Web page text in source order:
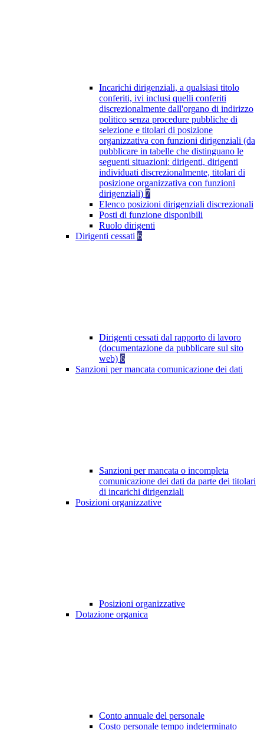
Incarichi dirigenziali, a qualsiasi titolo
conferiti, ivi inclusi quelli conferiti
discrezionalmente dall'organo di indirizzo
politico senza procedure pubbliche di
selezione e titolari di posizione
organizzativa con funzioni dirigenziali (da
pubblicare in tabelle che distinguano le
seguenti situazioni: dirigenti, dirigenti
individuati discrezionalmente, titolari di
posizione organizzativa con funzioni
dirigenziali) 7
Elenco posizioni dirigenziali discrezionali
Posti di funzione disponibili
Ruolo dirigenti
Dirigenti cessati 6
Dirigenti cessati dal rapporto di lavoro
(documentazione da pubblicare sul sito
web) 6
Sanzioni per mancata comunicazione dei dati
Sanzioni per mancata o incompleta
comunicazione dei dati da parte dei titolari
di incarichi dirigenziali
Posizioni organizzative
Posizioni organizzative
Dotazione organica
Conto annuale del personale
Costo personale tempo indeterminato